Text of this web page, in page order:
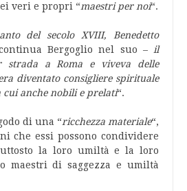
veri e propri “maestri per noi“.
del secolo XVIII, Benedetto
Bergoglio nel suo –il
strada a Roma e viveva delle
diventato consigliere spirituale
cui anche nobili e prelati“.
di una “ricchezza materiale“,
che essi possono condividere
la loro umiltà e la loro
maestri di saggezza e umiltà